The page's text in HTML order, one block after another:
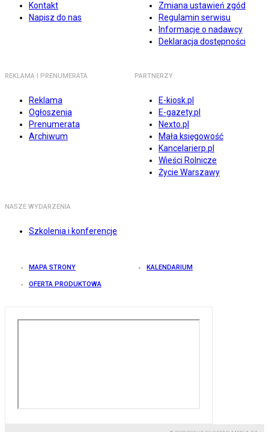
Kontakt
Napisz do nas
Zmiana ustawień zgód
Regulamin serwisu
Informacje o nadawcy
Deklaracja dostępności
REKLAMA I PRENUMERATA
Reklama
Ogłoszenia
Prenumerata
Archiwum
PARTNERZY
E-kiosk.pl
E-gazety.pl
Nexto.pl
Mała księgowość
Kancelarierp.pl
Wieści Rolnicze
Życie Warszawy
NASZE WYDARZENIA
Szkolenia i konferencje
MAPA STRONY KALENDARIUM
OFERTA PRODUKTOWA